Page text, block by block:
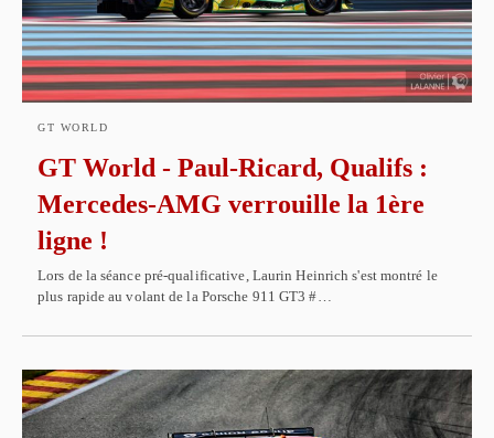
GT WORLD
GT World - Paul-Ricard, Qualifs :
Mercedes-AMG verrouille la 1ère
ligne !
Lors de la séance pré-qualificative, Laurin Heinrich s'est montré le
plus rapide au volant de la Porsche 911 GT3 #…